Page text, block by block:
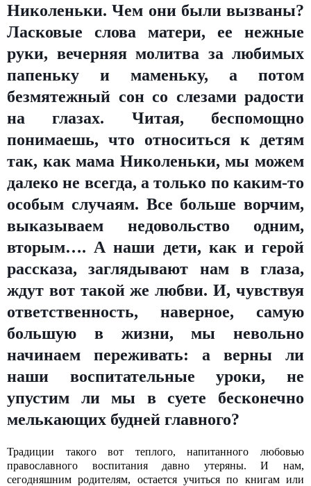
Николеньки. Чем они были вызваны?
Ласковые слова матери, ее нежные
руки, вечерняя молитва за любимых
папеньку и маменьку, а потом
безмятежный сон со слезами радости
на глазах. Читая, беспомощно
понимаешь, что относиться к детям
так, как мама Николеньки, мы можем
далеко не всегда, а только по каким-то
особым случаям. Все больше ворчим,
выказываем недовольство одним,
вторым…. А наши дети, как и герой
рассказа, заглядывают нам в глаза,
ждут вот такой же любви. И, чувствуя
ответственность, наверное, самую
большую в жизни, мы невольно
начинаем переживать: а верны ли
наши воспитательные уроки, не
упустим ли мы в суете бесконечно
мелькающих будней главного?
Традиции такого вот теплого, напитанного любовью
православного воспитания давно утеряны. И нам,
сегодняшним родителям, остается учиться по книгам или